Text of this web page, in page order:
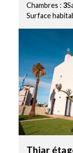
Chambres :3
Surface
Thiar